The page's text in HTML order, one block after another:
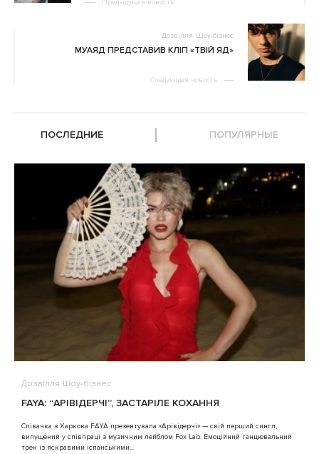
Предыдущая новость
Дозвілля Шоу-бізнес
МУАЯД ПРЕДСТАВИВ КЛІП «ТВІЙ ЯД»
Следующая новость
ПОСЛЕДНИЕ ПОПУЛЯРНЫЕ
Дозвілля Шоу-бізнес
FAYA: “АРІВІДЕРЧІ”, ЗАСТАРІЛЕ КОХАННЯ
Співачка з Харкова FAYA презентувала «Арівідерчі» — свій перший сингл,
випущений у співпраці з музичним лейблом Fox Lab. Емоційний танцювальний
трек із яскравими іспанськими...